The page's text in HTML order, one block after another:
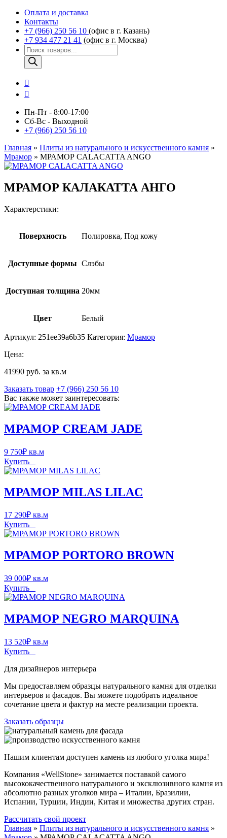
Оплата и доставка
Контакты
+7 (966) 250 56 10 (офис в г. Казань)
+7 934 477 21 41 (офис в г. Москва)
Поиск
товаров
Пн-Пт - 8:00-17:00
Сб-Вс - Выходной
+7 (966) 250 56 10
Главная » Плиты из натурального и искусственного камня »
Мрамор » МРАМОР CALACATTA ANGO
МРАМОР КАЛАКАТТА АНГО
Характерстики:
Поверхность Полировка, Под кожу
Доступные формы Слэбы
Доступная толщина 20мм
Цвет Белый
Артикул: 251ee39a6b35 Категория: Мрамор
Цена:
41990 руб. за кв.м
Заказать товар +7 (966) 250 56 10
Вас также может заинтересовать:
МРАМОР CREAM JADE
9 750₽ кв.м
Купить
МРАМОР MILAS LILAC
17 290₽ кв.м
Купить
МРАМОР PORTORO BROWN
39 000₽ кв.м
Купить
МРАМОР NEGRO MARQUINA
13 520₽ кв.м
Купить
Для дизайнеров интерьера
Мы предоставляем образцы натурального камня для отделки
интерьеров и фасадов. Вы можете подобрать идеальное
сочетание цвета и фактур на месте реализации проекта.
Заказать образцы
Нашим клиентам доступен камень из любого уголка мира!
Компания «WellStone» занимается поставкой самого
высококачественного натурального и эксклюзивного камня из
абсолютно разных уголков мира – Италии, Бразилии,
Испании, Турции, Индии, Китая и множества других стран.
Рассчитать свой проект
Главная » Плиты из натурального и искусственного камня »